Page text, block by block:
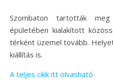
Szombaton tartották meg az egykori lócsi iskola
épületében kialakított
térként üzemel tovább.
kiállítás is.
A teljes cikk itt olvasható